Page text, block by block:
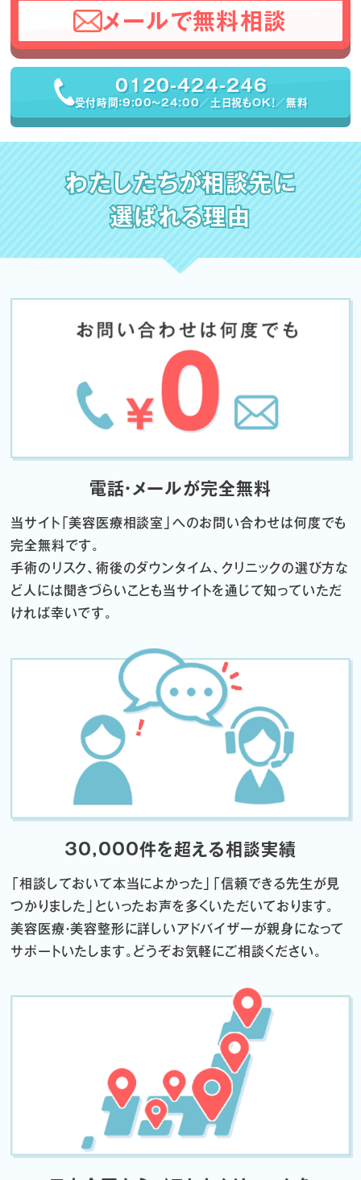
メールで無料相談
0120-424-246
受付時間：9:00〜24:00／土日祝もOK！／無料
わたしたちが相談先に
選ばれる理由
電話・メールが完全無料
当サイト「美容医療相談室」へのお問い合わせは何度でも
完全無料です。
手術のリスク、術後のダウンタイム、クリニックの選び方な
ど 人には聞きづらいことも当サイトを通じて知っていただ
ければ幸いです。
30,000件を超える相談実績
「相談しておいて本当によかった」「信頼できる先生が見
つかりました」 といったお声を多くいただいております。
美容医療・美容整形に詳しいアドバイザーが親身になって
サポートいたします。 どうぞお気軽にご相談ください。